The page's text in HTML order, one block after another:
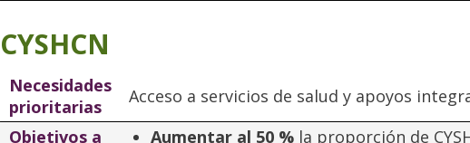
CYSHCN
Necesidades
prioritarias
Acceso a servicios de salud y apoyos
Objetivos a
Aumentar al 50 % la proporción de